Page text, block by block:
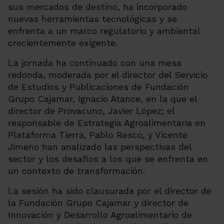
sus mercados de destino, ha incorporado
nuevas herramientas tecnológicas y se
enfrenta a un marco regulatorio y ambiental
crecientemente exigente.
La jornada ha continuado con una mesa
redonda, moderada por el director del Servicio
de Estudios y Publicaciones de Fundación
Grupo Cajamar, Ignacio Atance, en la que el
director de Provacuno, Javier López; el
responsable de Estrategia Agroalimentaria en
Plataforma Tierra, Pablo Resco, y Vicente
Jimeno han analizado las perspectivas del
sector y los desafíos a los que se enfrenta en
un contexto de transformación.
La sesión ha sido clausurada por el director de
la Fundación Grupo Cajamar y director de
Innovación y Desarrollo Agroalimentario de